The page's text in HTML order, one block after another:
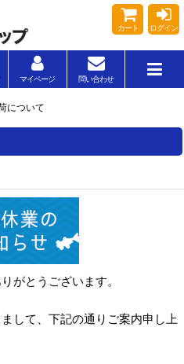
カート ログイン
マイページ 問い合わせ
について
がとうございます。
して、下記の通りご案内申し上